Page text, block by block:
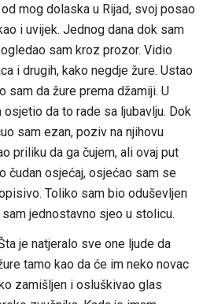
mog dolaska u Rijad, svoj posao
i uvijek. Jednog dana dok sam
sam kroz prozor. Vidio
i drugih, kako negdje žure. Ustao
sam da žure prema džamiji. U
da to rade sa ljubavlju. Dok
sam ezan, poziv na njihovu
priliku da ga čujem, ali ovaj put
čudan osjećaj, osjećao sam se
Toliko sam bio oduševljen
jednostavno sjeo u stolicu.
je natjeralo sve one ljude da
tamo kao da će im neko novac
zamišljen i osluškivao glas